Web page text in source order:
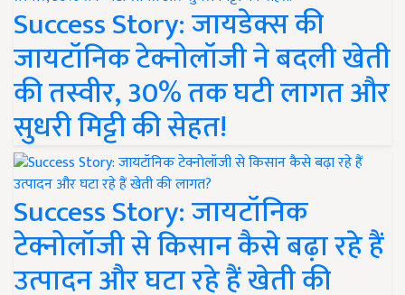
Success Story: जायडेक्स की
जायटॉनिक टेक्नोलॉजी ने बदली खेती
की तस्वीर, 30% तक घटी लागत और
सुधरी मिट्टी की सेहत!
Success Story: जायटॉनिक
टेक्नोलॉजी से किसान कैसे बढ़ा रहे हैं
उत्पादन और घटा रहे हैं खेती की